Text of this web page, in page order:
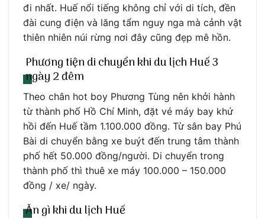
đi nhất. Huế nổi tiếng không chỉ với di tích, đền
đài cung điện và lăng tẩm nguy nga mà cảnh vật
thiên nhiên núi rừng nơi đây cũng đẹp mê hồn.
Phương tiện di chuyển khi du lịch Huế 3
ngày 2 đêm
Theo chân hot boy Phương Tùng nên khởi hành
từ thành phố Hồ Chí Minh, đặt vé máy bay khứ
hồi đến Huế tầm 1.100.000 đồng. Từ sân bay Phú
Bài di chuyển bằng xe buýt đến trung tâm thành
phố hết 50.000 đồng/người. Di chuyển trong
thành phố thì thuê xe máy 100.000 – 150.000
đồng / xe/ ngày.
Ăn gì khi du lịch Huế